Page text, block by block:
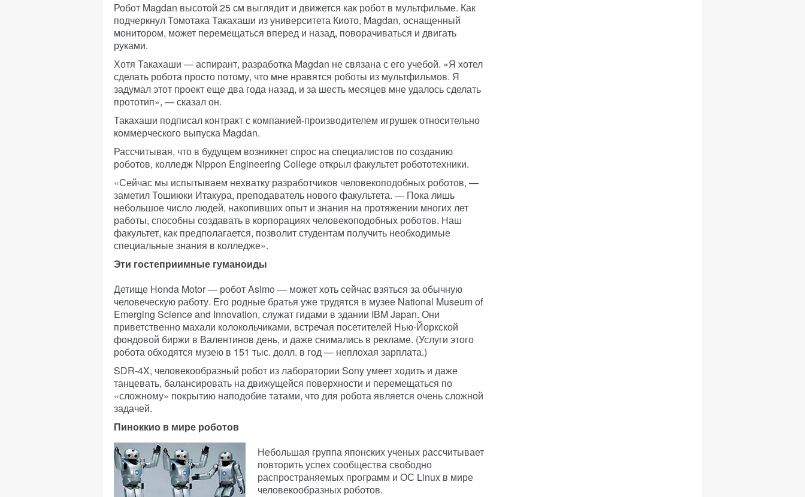
Робот Magdan высотой 25 см выглядит и движется как робот в мультфильме. Как
подчеркнул Томотака Такахаши из университета Киото, Magdan, оснащенный
монитором, может перемещаться вперед и назад, поворачиваться и двигать
руками.
Хотя Такахаши — аспирант, разработка Magdan не связана с его учебой. «Я хотел
сделать робота просто потому, что мне нравятся роботы из мультфильмов. Я
задумал этот проект еще два года назад, и за шесть месяцев мне удалось сделать
прототип», — сказал он.
Такахаши подписал контракт с компанией-производителем игрушек относительно
коммерческого выпуска Magdan.
Рассчитывая, что в будущем возникнет спрос на специалистов по созданию
роботов, колледж Nippon Engineering College открыл факультет робототехники.
«Сейчас мы испытываем нехватку разработчиков человекоподобных роботов, —
заметил Тошиюки Итакура, преподаватель нового факультета. — Пока лишь
небольшое число людей, накопивших опыт и знания на протяжении многих лет
работы, способны создавать в корпорациях человекоподобных роботов. Наш
факультет, как предполагается, позволит студентам получить необходимые
специальные знания в колледже».
Эти гостеприимные гуманоиды
Детище Honda Motor — робот Asimo — может хоть сейчас взяться за обычную
человеческую работу. Его родные братья уже трудятся в музее National Museum of
Emerging Science and Innovation, служат гидами в здании IBM Japan. Они
приветственно махали колокольчиками, встречая посетителей Нью-Йоркской
фондовой биржи в Валентинов день, и даже снимались в рекламе. (Услуги этого
робота обходятся музею в 151 тыс. долл. в год — неплохая зарплата.)
SDR-4X, человекообразный робот из лаборатории Sony умеет ходить и даже
танцевать, балансировать на движущейся поверхности и перемещаться по
«сложному» покрытию наподобие татами, что для робота является очень сложной
задачей.
Пиноккио в мире роботов
Небольшая группа японских ученых рассчитывает
повторить успех сообщества свободно
распространяемых программ и ОС Linux в мире
человекообразных роботов.